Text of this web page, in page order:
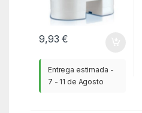
9,93€
Entrega estimada -
7 - 11 de Agosto